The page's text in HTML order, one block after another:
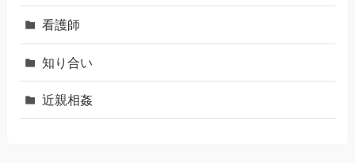
看護師
知り合い
近親相姦